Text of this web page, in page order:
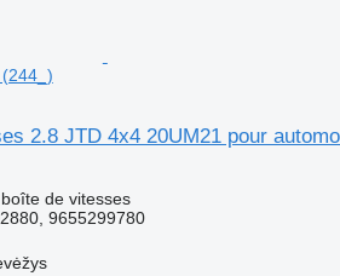
2.8 JTD 4x4 20UM21 pour
de vitesses
9655299780